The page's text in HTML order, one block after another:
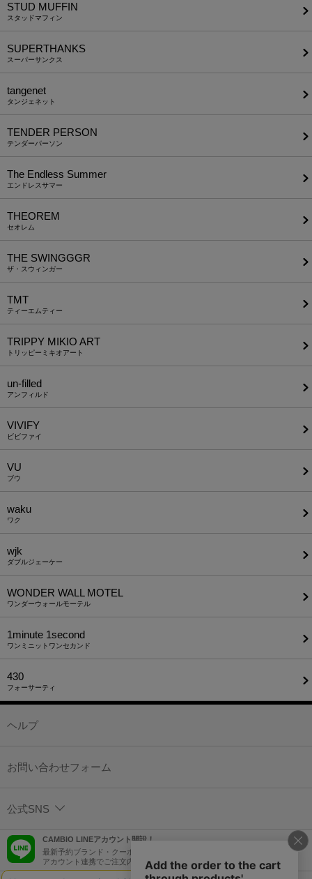
STUD MUFFIN
スタッドマフィン
SUPERTHANKS
スーパーサンクス
tangenet
タンジェネット
TENDER PERSON
テンダーパーソン
The Endless Summer
エンドレスサマー
THEOREM
セオレム
THE SWINGGGR
ザ・スウィンガー
TMT
ティーエムティー
TRIPPY MIKIO ART
トリッピーミキオアート
un-filled
アンフィルド
VIVIFY
ビビファイ
VU
ブウ
waku
ワク
wjk
ダブルジェーケー
WONDER WALL MOTEL
ワンダーウォールモーテル
1minute​ 1second
ワンミニットワンセカンド
430
フォーサーティ
ヘルプ
お問い合わせフォーム
公式SNS
CAMBIO LINEアカウント開設！
最新予約ブランド・クーポン情報などを配信！
アカウント連携でご注文内容をLINEでも確認可能！